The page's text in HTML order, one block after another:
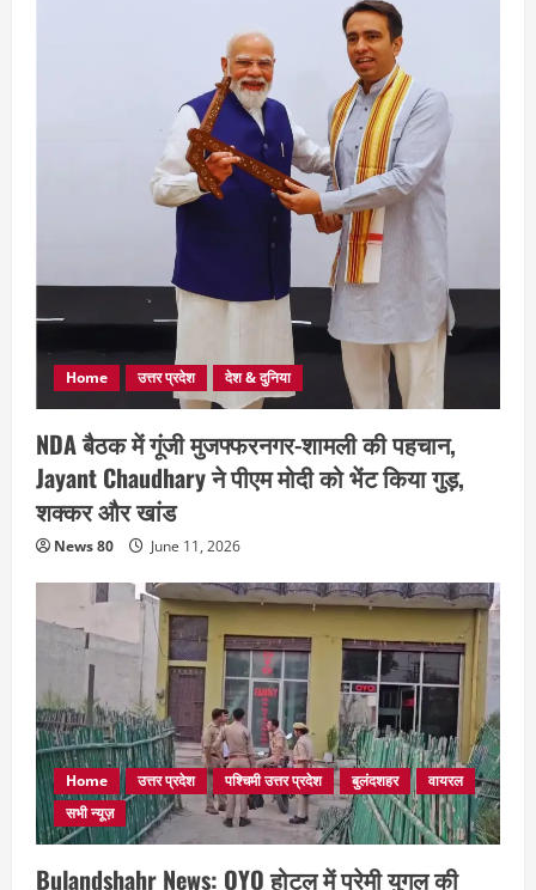
Home उत्तर प्रदेश देश & दुनिया
NDA बैठक में गूंजी मुजफ्फरनगर-शामली की पहचान,
Jayant Chaudhary ने पीएम मोदी को भेंट किया गुड़,
शक्कर और खांड
News 80 June 11, 2026
Home उत्तर प्रदेश पश्चिमी उत्तर प्रदेश बुलंदशहर
वायरल
सभी न्यूज़
Bulandshahr News: OYO होटल में प्रेमी युगल की